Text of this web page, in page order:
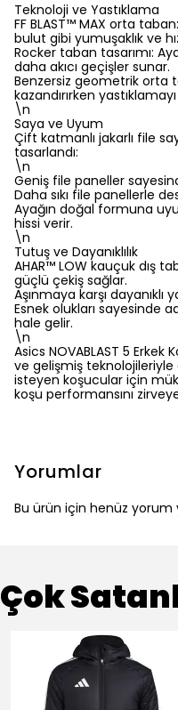
Teknoloji ve Yastıklama
FF BLAST™ MAX orta
bulut gibi yumuşaklık ve
Rocker taban tasarımı:
daha akıcı geçişler sunar.
Benzersiz geometrik orta
kazandırırken
\n
Saya ve Uyum
Çift katmanlı jakarlı file
tasarlandı:
\n
Geniş file paneller
Daha sıkı file panellerle
Ayağın doğal formuna
hissi verir.
\n
Tutuş ve Dayanıklılık
AHAR™ LOW kauçuk dış
güçlü çekiş sağlar.
Aşınmaya karşı dayanıklı
Esnek olukları sayesinde
hale gelir.
\n
Asics NOVABLAST 5 Erkek
ve gelişmiş
isteyen koşucular için
koşu performansını
Yorumlar
Bu ürün için henüz yorum
Çok